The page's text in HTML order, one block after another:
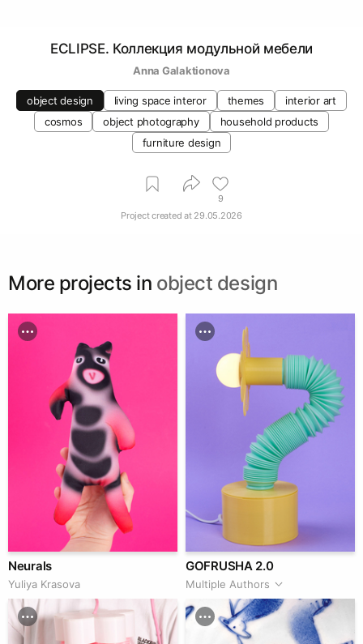
ECLIPSE. Коллекция модульной мебели
Anna Galaktionova
object design living space interor themes
interior art
cosmos
object photography
household products
furniture design
9
Project created at 29.05.2026
More projects in object design
Neurals
Yuliya Krasova
GOFRUSHA 2.0
Multiple Authors